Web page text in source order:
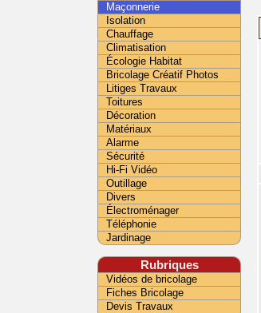
Maçonnerie
Isolation
Chauffage
Climatisation
Écologie Habitat
Bricolage Créatif Photos
Litiges Travaux
Toitures
Décoration
Matériaux
Alarme
Sécurité
Hi-Fi Vidéo
Outillage
Divers
Électroménager
Téléphonie
Jardinage
Rubriques
Vidéos de bricolage
Fiches Bricolage
Devis Travaux